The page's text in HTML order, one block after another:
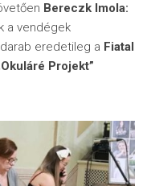
Bereczk Imola:
a vendégek
eredetileg a Fiatal
Projekt”